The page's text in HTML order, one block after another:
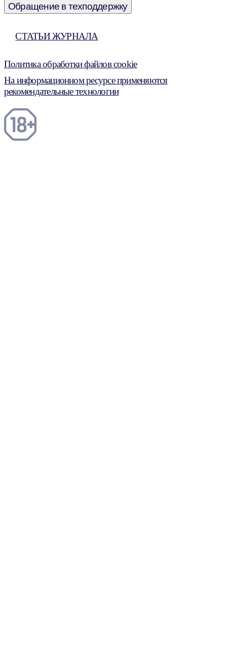
Обращение в техподдержку
СТАТЬИ ЖУРНАЛА
Политика обработки файлов cookie
На информационном ресурсе применяются
рекомендательные технологии